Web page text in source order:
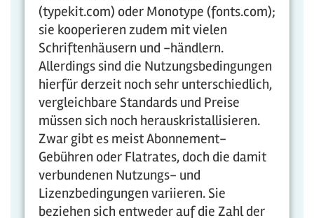
(typekit.com) oder Monotype (fonts.com);
sie kooperieren zudem mit vielen
Schriftenhäusern und -händlern.
Allerdings sind die Nutzungsbedingungen
hierfür derzeit noch sehr unterschiedlich,
vergleichbare Standards und Preise
müssen sich noch herauskristallisieren.
Zwar gibt es meist Abonnement-
Gebühren oder Flatrates, doch die damit
verbundenen Nutzungs- und
Lizenzbedingungen variieren. Sie
beziehen sich entweder auf die Zahl der